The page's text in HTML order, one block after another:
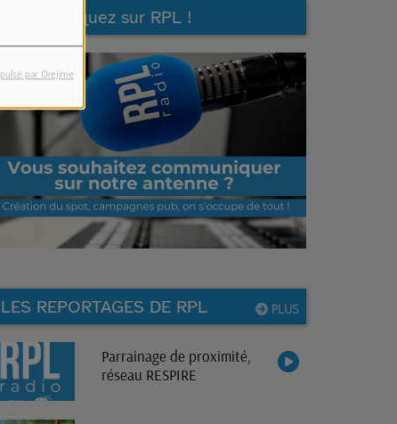
par Orejime
Communiquez sur RPL !
PLUS
LES REPORTAGES DE RPL
Parrainage de proximité,
réseau RESPIRE